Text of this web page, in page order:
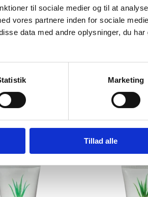
til sociale medier og til at
vores partnere inden for sociale
data med andre oplysninger, du har
Marketing
Tillad alle
Cura, Sød
DKK
På lager
Nardos
83,00
På